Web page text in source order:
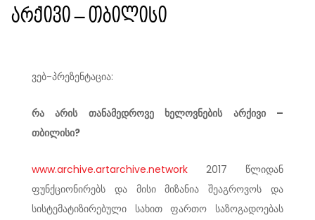
არქივი – თბილისი
ვებ-პრეზენტაცია:
რა არის თანამედროვე ხელოვნების არქივი –
თბილისი?
www.archive.artarchive.network 2017 წლიდან
ფუნქციონირებს და მისი მიზანია შეაგროვოს და
სისტემატიზირებული სახით ფართო საზოგადოებას